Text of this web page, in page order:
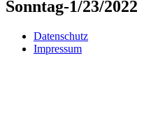
Sonntag-1/23/2022
Datenschutz
Impressum